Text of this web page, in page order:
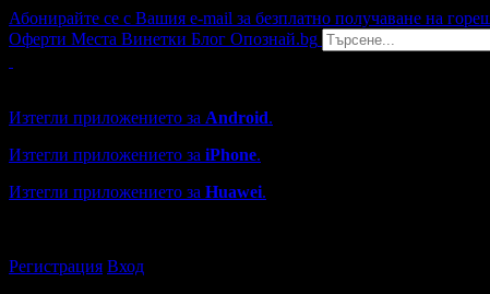
Абонирайте се с Вашия e-mail за безплатно получаване на
Оферти Места Винетки Блог Опознай.bg
Изтегли приложението за Android.
Изтегли приложението за iPhone.
Изтегли приложението за Huawei.
Регистрация Вход